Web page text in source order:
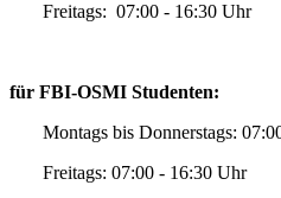
Freitags: 07:00 - 16:30 Uhr
für FBI-OSMI Studenten:
Montags bis Donnerstags:
Freitags: 07:00 - 16:30 Uhr